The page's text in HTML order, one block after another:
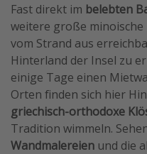
Fast direkt im belebten
weitere große minoische
vom Strand aus
Hinterland der Insel zu
einige Tage einen
Orten finden sich hier
griechisch-orthodoxe
Tradition wimmeln.
Wandmalereien und die